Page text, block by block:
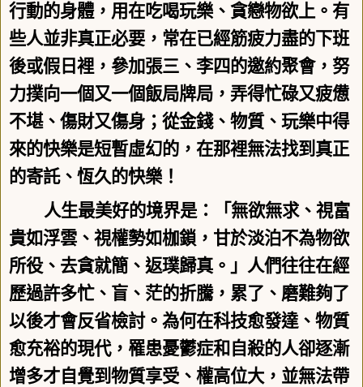
行動的身體，用在吃喝玩樂、貪戀物欲上。有
些人並非真正必要，常在已經筋疲力盡的下班
後或假日裡，參加張三、李四的邀約聚會，努
力撲向一個又一個飯局牌局，弄得忙碌又疲憊
不堪、傷財又傷身；從金錢、物質、玩樂中得
來的快樂是短暫虛幻的，在那裡無法找到真正
的寄託、恆久的快樂！
人生最美好的境界是：「無欲無求、視富
貴如浮雲、視權勢如枷鎖，甘於淡泊不為物欲
所役、去貪就簡、返璞歸真。」人們往往在經
歷過許多忙、盲、茫的折騰，累了、磨難夠了
以後才會反省檢討。為何在科技愈發達、物質
愈充裕的現代，罹患憂鬱症和自殺的人卻逐漸
增多才自覺到物質享受、權高位大，並無法帶